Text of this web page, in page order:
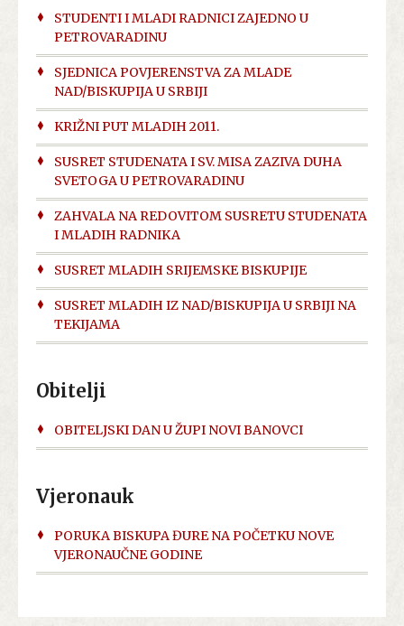
STUDENTI I MLADI RADNICI ZAJEDNO U
PETROVARADINU
SJEDNICA POVJERENSTVA ZA MLADE
NAD/BISKUPIJA U SRBIJI
KRIŽNI PUT MLADIH 2011.
SUSRET STUDENATA I SV. MISA ZAZIVA DUHA
SVETOGA U PETROVARADINU
ZAHVALA NA REDOVITOM SUSRETU STUDENATA
I MLADIH RADNIKA
SUSRET MLADIH SRIJEMSKE BISKUPIJE
SUSRET MLADIH IZ NAD/BISKUPIJA U SRBIJI NA
TEKIJAMA
Obitelji
OBITELJSKI DAN U ŽUPI NOVI BANOVCI
Vjeronauk
PORUKA BISKUPA ĐURE NA POČETKU NOVE
VJERONAUČNE GODINE